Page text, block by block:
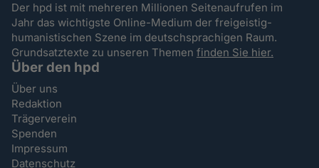
Der hpd ist mit mehreren Millionen Seitenaufrufen im
Jahr das wichtigste Online-Medium der freigeistig-
humanistischen Szene im deutschsprachigen Raum.
Grundsatztexte zu unseren Themenfinden Sie hier.
Über den hpd
Über uns
Redaktion
Trägerverein
Spenden
Impressum
Datenschutz